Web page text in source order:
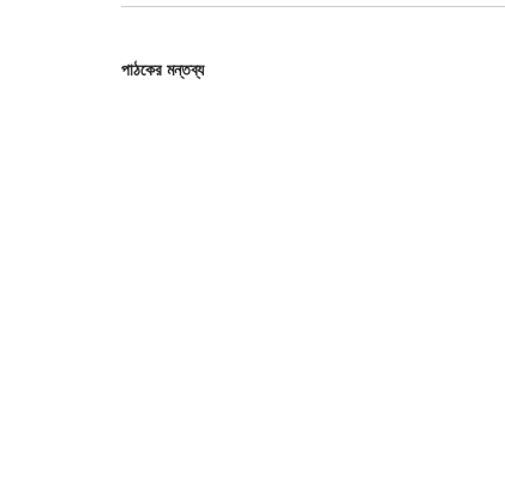
পাঠকের মন্তব্য